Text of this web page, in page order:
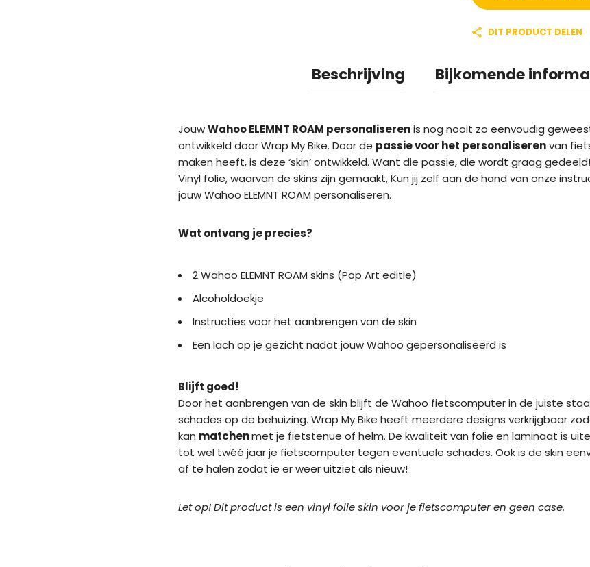
DIT PRODUCT DELEN
Beschrijving Bijkomende
JouwWahoo ELEMNT ROAM personaliserenis nog nooit zo eenvoudig
ontwikkeld door Wrap My Bike. Door de passie voor het personaliserenvan
maken heeft, is deze ‘skin’ ontwikkeld. Want die passie, die wordt graag
Vinyl folie, waarvan de skins zijn gemaakt, Kun jij zelf aan de hand van onze
jouw Wahoo ELEMNT ROAM personaliseren.
Wat ontvang je precies?
2 Wahoo ELEMNT ROAM skins (Pop Art editie)
Alcoholdoekje
Instructies voor het aanbrengen van de skin
Een lach op je gezicht nadat jouw Wahoo gepersonaliseerd is
Blijft goed!
Door het aanbrengen van de skin blijft de Wahoo fietscomputer in de juiste
schades op de behuizing. Wrap My Bike heeft meerdere designs verkrijgbaar
kan matchenmet je fietstenue of helm. De kwaliteit van folie en laminaat is
tot wel twéé jaar je fietscomputer tegen eventuele schades. Ook is de skin
af te halen zodat ie er weer uitziet als nieuw!
Let op! Dit product is een vinyl folie skin voor je fietscomputer en geen case.